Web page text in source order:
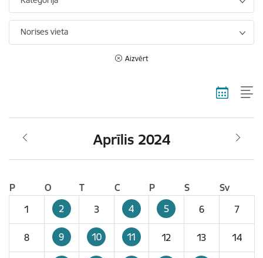
Norises vieta
Aizvērt
Aprīlis 2024
P O T C P S
Sv
1
2 3 4 5 6 7
8 9 10 11 12 13 14